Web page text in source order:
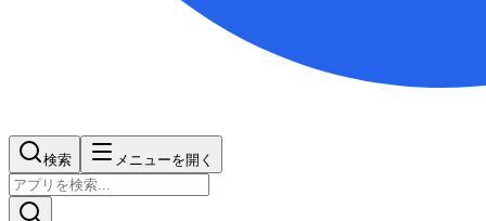
検索 メニューを開く